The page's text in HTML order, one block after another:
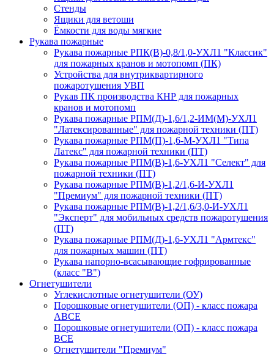
Стенды
Ящики для ветоши
Ёмкости для воды мягкие
Рукава пожарные
Рукава пожарные РПК(В)-0,8/1,0-УХЛ1 "Классик"
для пожарных кранов и мотопомп (ПК)
Устройства для внутриквартирного
пожаротушения УВП
Рукав ПК производства КНР для пожарных
кранов и мотопомп
Рукава пожарные РПМ(Д)-1,6/1,2-ИМ(M)-УХЛ1
"Латексированные" для пожарной техники (ПТ)
Рукава пожарные РПМ(П)-1,6-М-УХЛ1 "Типа
Латекс" для пожарной техники (ПТ)
Рукава пожарные РПМ(В)-1,6-УХЛ1 "Селект" для
пожарной техники (ПТ)
Рукава пожарные РПМ(В)-1,2/1,6-И-УХЛ1
"Премиум" для пожарной техники (ПТ)
Рукава пожарные РПМ(В)-1,2/1,6/3,0-И-УХЛ1
"Эксперт" для мобильных средств пожаротушения
(ПТ)
Рукава пожарные РПМ(Д)-1,6-УХЛ1 "Армтекс"
для пожарных машин (ПТ)
Рукава напорно-всасывающие гофрированные
(класс "В")
Огнетушители
Углекислотные огнетушители (ОУ)
Порошковые огнетушители (ОП) - класс пожара
АВСЕ
Порошковые огнетушители (ОП) - класс пожара
ВСЕ
Огнетушители "Премиум"